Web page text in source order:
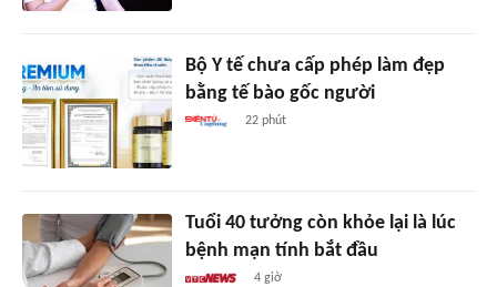
Bộ Y tế chưa cấp phép làm đẹp
bằng tế bào gốc người
22 phút
Tuổi 40 tưởng còn khỏe lại là lúc
bệnh mạn tính bắt đầu
4 giờ